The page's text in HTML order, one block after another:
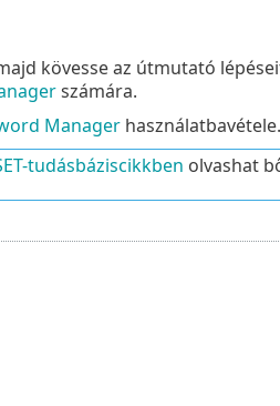
kövesse az útmutató
számára.
Managerhasználatbavétele.
tudásbáziscikkben olvashat